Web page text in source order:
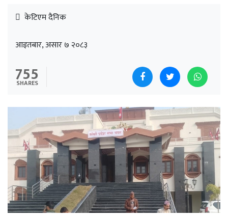
केटिएम दैनिक
आइतबार, असार ७ २०८३
755
SHARES